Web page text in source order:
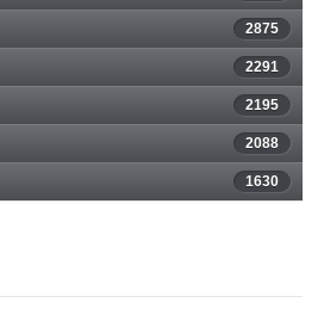
2875
2291
2195
2088
1630